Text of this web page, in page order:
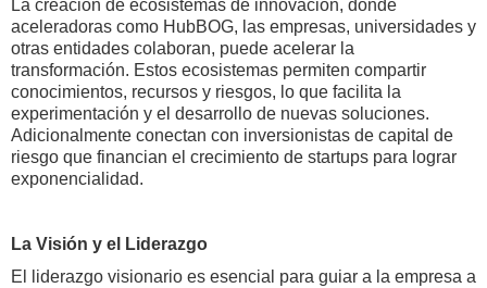
La creación de ecosistemas de innovación, donde
aceleradoras como HubBOG, las empresas, universidades y
otras entidades colaboran, puede acelerar la
transformación. Estos ecosistemas permiten compartir
conocimientos, recursos y riesgos, lo que facilita la
experimentación y el desarrollo de nuevas soluciones.
Adicionalmente conectan con inversionistas de capital de
riesgo que financian el crecimiento de startups para lograr
exponencialidad.
La Visión y el Liderazgo
El liderazgo visionario es esencial para guiar a la empresa a